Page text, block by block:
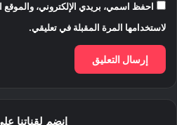
احفظ اسمي، بريدي الإلكتروني، والموقع
لاستخدامها المرة المقبلة في تعليقي.
إنضم لقناتنا